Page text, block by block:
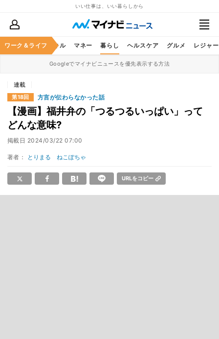
いい仕事は、いい暮らしから
ワーク＆ライフ
ア ビジネススキル マネー 暮らし ヘルスケア グルメ レジャー
Googleでマイナビニュースを優先表示する方法
連載
第18回 方言が伝わらなかった話
【漫画】福井弁の「つるつるいっぱい」って
どんな意味?
掲載日 2024/03/22 07:00
著者： とりまる ねこぽちゃ
URLをコピー